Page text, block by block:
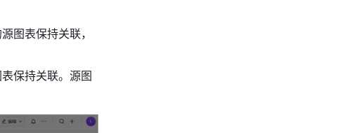
图表保持关联，
保持关联。源图